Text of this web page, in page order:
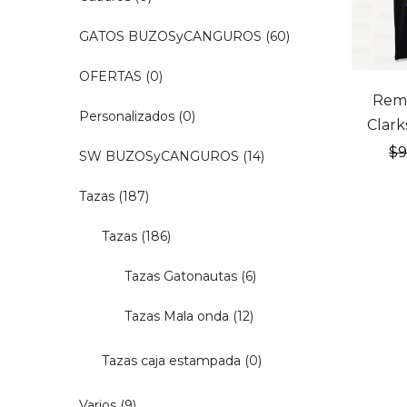
20%
$
GATOS BUZOSyCANGUROS (60)
OFERTAS (0)
Personalizados (0)
SW BUZOSyCANGUROS (14)
Tazas (187)
Tazas (186)
Tazas Gatonautas (6)
Tazas Mala onda (12)
Tazas caja estampada (0)